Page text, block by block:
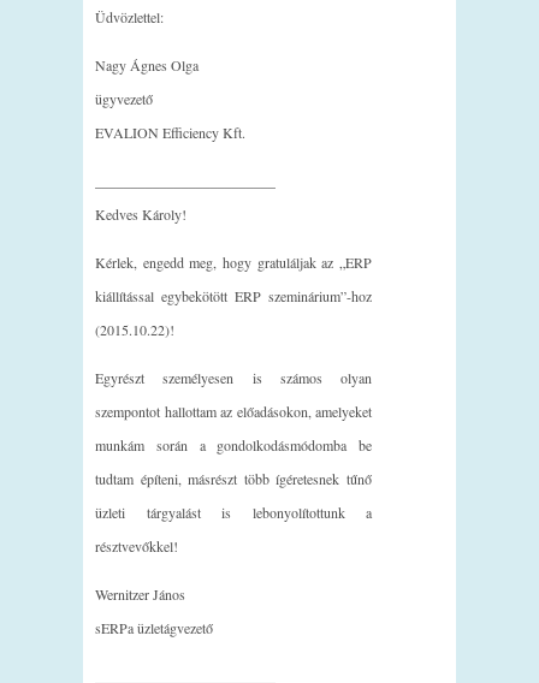
Üdvözlettel:
Nagy Ágnes Olga
ügyvezető
EVALION Efficiency Kft.
Kedves Károly!
Kérlek, engedd meg, hogy gratuláljak az „ERP
kiállítással egybekötött ERP szeminárium”-hoz
(2015.10.22)!
Egyrészt személyesen is számos olyan
szempontot hallottam az előadásokon, amelyeket
munkám során a gondolkodásmódomba be
tudtam építeni, másrészt több ígéretesnek tűnő
üzleti tárgyalást is lebonyolítottunk a
résztvevőkkel!
Wernitzer János
sERPa üzletágvezető